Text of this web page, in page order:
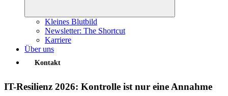
Kleines Blutbild
Newsletter: The Shortcut
Karriere
Über uns
Kontakt
IT-Resilienz 2026: Kontrolle ist nur eine Annahme